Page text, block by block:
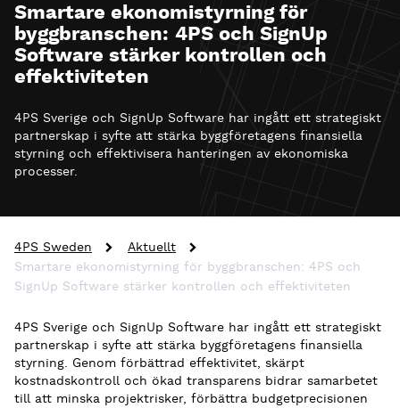
Smartare ekonomistyrning för
byggbranschen: 4PS och SignUp
Software stärker kontrollen och
effektiviteten
4PS Sverige och SignUp Software har ingått ett strategiskt
partnerskap i syfte att stärka byggföretagens finansiella
styrning och effektivisera hanteringen av ekonomiska
processer.
4PS Sweden
Aktuellt
Smartare ekonomistyrning för byggbranschen: 4PS och
SignUp Software stärker kontrollen och effektiviteten
4PS Sverige och SignUp Software har ingått ett strategiskt
partnerskap i syfte att stärka byggföretagens finansiella
styrning. Genom förbättrad effektivitet, skärpt
kostnadskontroll och ökad transparens bidrar samarbetet
till att minska projektrisker, förbättra budgetprecisionen